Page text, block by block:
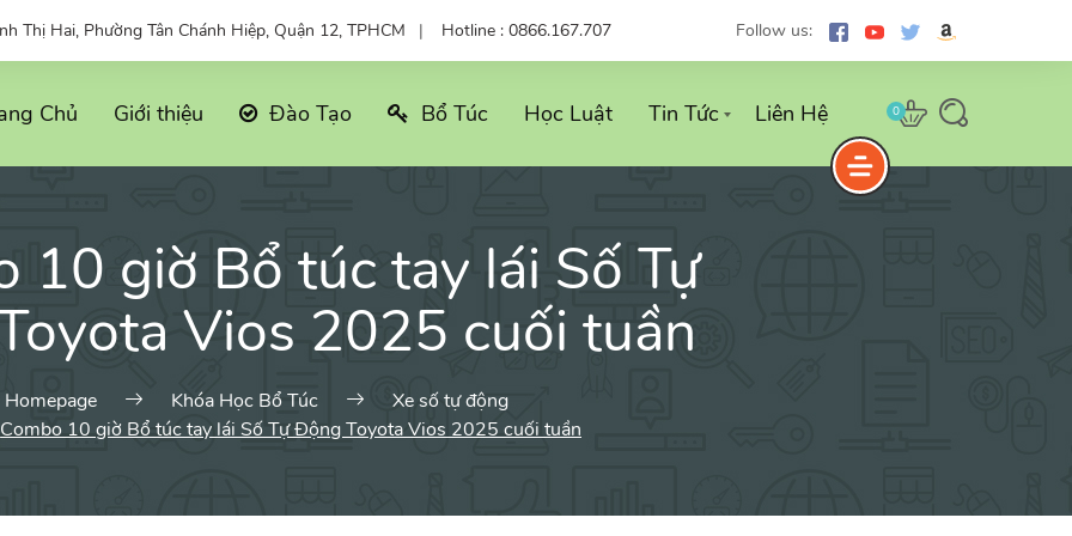
Thị Hai, Phường Tân Chánh Hiệp, Quận 12, TPHCM Hotline : 0866.167.707 Follow us:
Chủ Giới thiệu Đào Tạo Bổ Túc Học Luật Tin Tức Liên Hệ 0
10 giờ Bổ túc tay lái Số Tự
Vios 2025 cuối tuần
Homepage Khóa Học Bổ Túc
Xe số tự động
Combo 10 giờ Bổ túc tay lái Số Tự Động Toyota Vios 2025 cuối tuần